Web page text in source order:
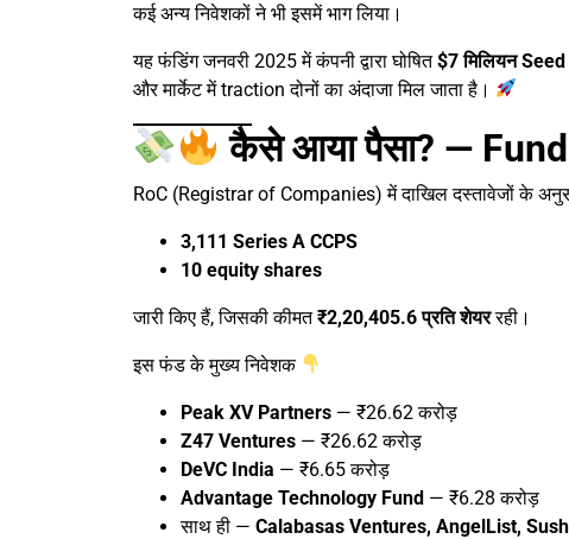
कई अन्य निवेशकों ने भी इसमें भाग लिया।
यह फंडिंग जनवरी 2025 में कंपनी द्वारा घोषित$7 मिलियन
और मार्केट में traction दोनों का अंदाजा मिल जाता है।
कैसे आया पैसा? —
RoC (Registrar of Companies) में दाखिल दस्तावेजों के
3,111 Series A CCPS
10 equity shares
जारी किए हैं, जिसकी कीमत₹2,20,405.6 प्रति शेयररही।
इस फंड के मुख्य निवेशक
Peak XV Partners — ₹26.62 करोड़
Z47 Ventures — ₹26.62 करोड़
DeVC India — ₹6.65 करोड़
Advantage Technology Fund — ₹6.28 करोड़
साथ ही — Calabasas Ventures, AngelList,